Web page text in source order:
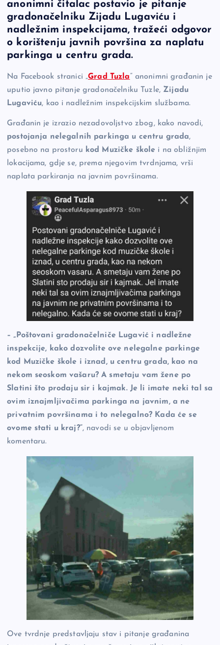
e
b
o
o
k
y
Li
n
k
n
g
er
e
anonimni čitalac postavio je pitanje
gradonačelniku Zijadu Lugaviću i
nadležnim inspekcijama, tražeći odgovor
o korištenju javnih površina za naplatu
parkinga u centru grada.
Na Facebook stranici „Grad Tuzla“ anonimni građanin je
uputio javno pitanje gradonačelniku Tuzle, Zijadu
Lugaviću, kao i nadležnim inspekcijskim službama.
Građanin je izrazio nezadovoljstvo zbog, kako navodi,
postojanja nelegalnih parkinga u centru grada,
posebno na prostoru kod Muzičke škole i na obližnjim
lokacijama, gdje se, prema njegovim tvrdnjama, vrši
naplata parkiranja na javnim površinama.
– „Poštovani gradonačelniče Lugavić i nadležne
inspekcije, kako dozvolite ove nelegalne parkinge
kod Muzičke škole i iznad, u centru grada, kao na
nekom seoskom vašaru? A smetaju vam žene po
Slatini što prodaju sir i kajmak. Je li imate neki tal sa
ovim iznajmljivačima parkinga na javnim, a ne
privatnim površinama i to nelegalno? Kada će se
ovome stati u kraj?“, navodi se u objavljenom
komentaru.
Ove tvrdnje predstavljaju stav i pitanje građanina